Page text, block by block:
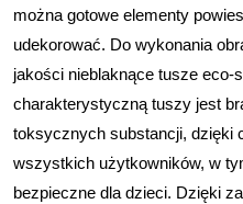
można gotowe elementy
udekorować. Do wykonania
jakości nieblaknące tusze eco-
charakterystyczną tuszy jest
toksycznych substancji, dzięki
wszystkich użytkowników, w
bezpieczne dla dzieci. Dzięki